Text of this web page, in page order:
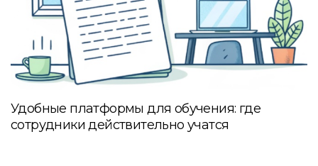
Удобные платформы для обучения: где
сотрудники действительно учатся